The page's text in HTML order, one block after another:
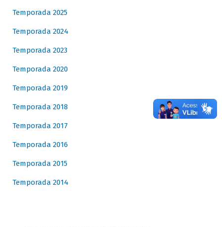
Temporada 2025
Temporada 2024
Temporada 2023
Temporada 2020
Temporada 2019
Temporada 2018
Temporada 2017
Temporada 2016
Temporada 2015
Temporada 2014